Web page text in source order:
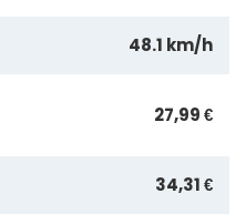
48.1 km/h
27,99 €
34,31 €